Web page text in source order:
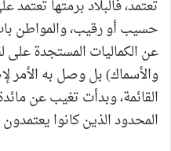
تعتمد، فالبلاد برمتها تعتمد
حسيب أو رقيب، والمواطن
عن الكماليات المستجدة
والأسماك) بل وصل به الأمر
القائمة، وبدأت تغيب عن
المحدود الذين كانوا